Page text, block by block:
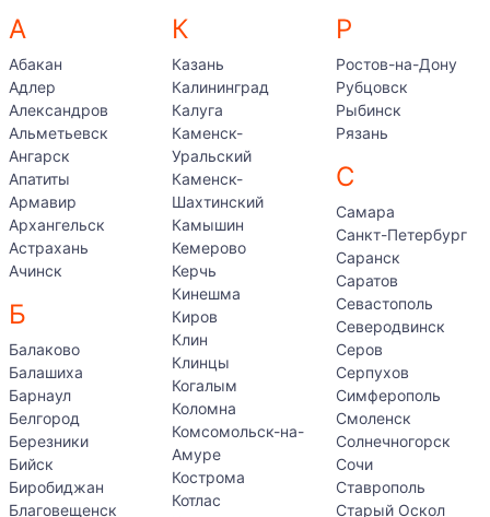
А
Абакан
Адлер
Александров
Альметьевск
Ангарск
Апатиты
Армавир
Архангельск
Астрахань
Ачинск
Б
Балаково
Балашиха
Барнаул
Белгород
Березники
Бийск
Биробиджан
Благовещенск
К
Казань
Калининград
Калуга
Каменск-
Уральский
Каменск-
Шахтинский
Камышин
Кемерово
Керчь
Кинешма
Киров
Клин
Клинцы
Когалым
Коломна
Комсомольск-на-
Амуре
Кострома
Котлас
Р
Ростов-на-Дону
Рубцовск
Рыбинск
Рязань
С
Самара
Санкт-Петербург
Саранск
Саратов
Севастополь
Северодвинск
Серов
Серпухов
Симферополь
Смоленск
Солнечногорск
Сочи
Ставрополь
Старый Оскол